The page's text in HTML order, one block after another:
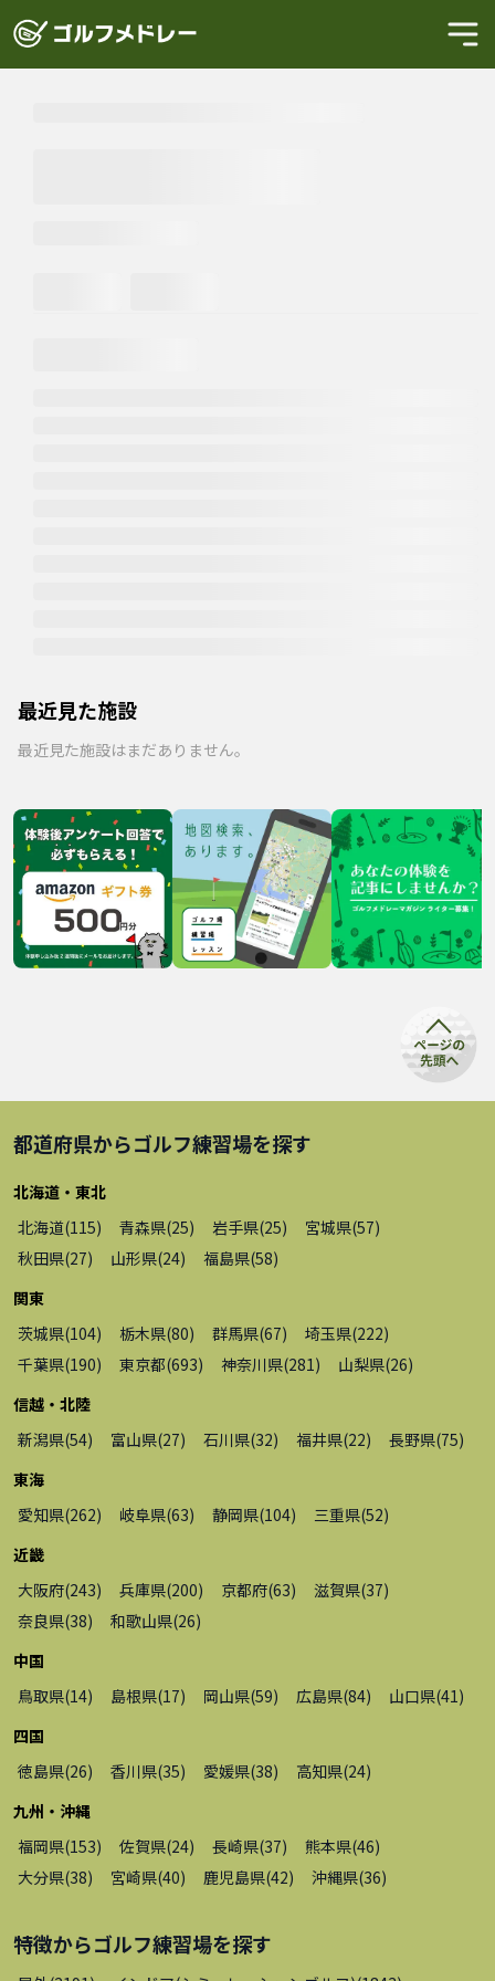
最近見た施設
最近見た施設はまだありません。
都道府県からゴルフ練習場を探す
北海道・東北
北海道(115) 青森県(25) 岩手県(25) 宮城県(57)
秋田県(27) 山形県(24) 福島県(58)
関東
茨城県(104) 栃木県(80) 群馬県(67) 埼玉県(222)
千葉県(190) 東京都(693) 神奈川県(281) 山梨県(26)
信越・北陸
新潟県(54) 富山県(27) 石川県(32) 福井県(22) 長野県(75)
東海
愛知県(262) 岐阜県(63) 静岡県(104) 三重県(52)
近畿
大阪府(243) 兵庫県(200) 京都府(63) 滋賀県(37)
奈良県(38) 和歌山県(26)
中国
鳥取県(14) 島根県(17) 岡山県(59) 広島県(84) 山口県(41)
四国
徳島県(26) 香川県(35) 愛媛県(38) 高知県(24)
九州・沖縄
福岡県(153) 佐賀県(24) 長崎県(37) 熊本県(46)
大分県(38) 宮崎県(40) 鹿児島県(42) 沖縄県(36)
特徴からゴルフ練習場を探す